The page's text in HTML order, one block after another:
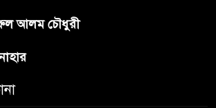
বন্ধুত্ব : ব্রেট লি
আলম চৌধুরী